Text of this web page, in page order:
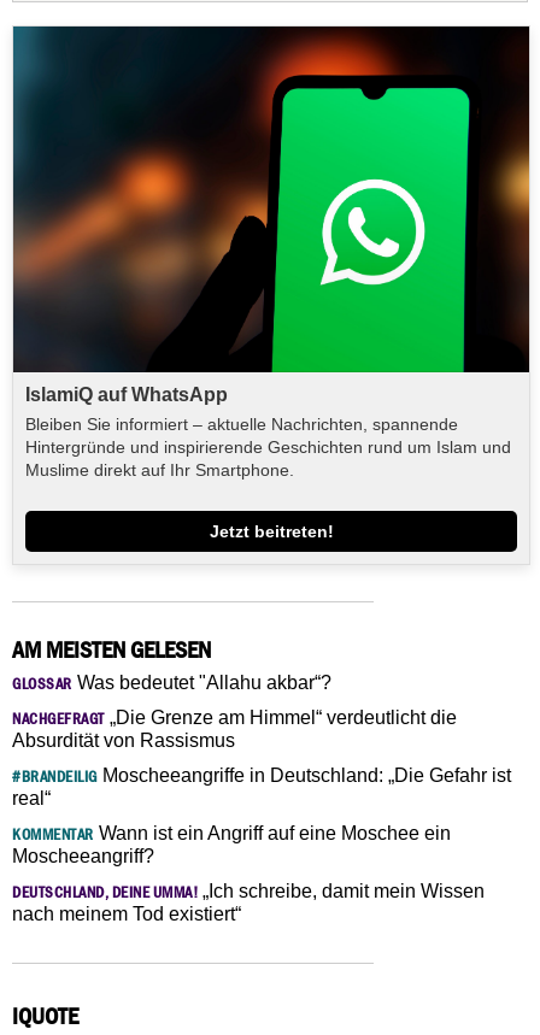
IslamiQ auf WhatsApp
Bleiben Sie informiert – aktuelle Nachrichten, spannende
Hintergründe und inspirierende Geschichten rund um Islam und
Muslime direkt auf Ihr Smartphone.
Jetzt beitreten!
AM MEISTEN GELESEN
GLOSSAR Was bedeutet "Allahu akbar“?
NACHGEFRAGT„Die Grenze am Himmel“ verdeutlicht die
Absurdität von Rassismus
#BRANDEILIGMoscheeangriffe in Deutschland: „Die Gefahr ist
real“
KOMMENTAR Wann ist ein Angriff auf eine Moschee ein
Moscheeangriff?
DEUTSCHLAND, DEINE UMMA! „Ich schreibe, damit mein Wissen
nach meinem Tod existiert“
IQUOTE